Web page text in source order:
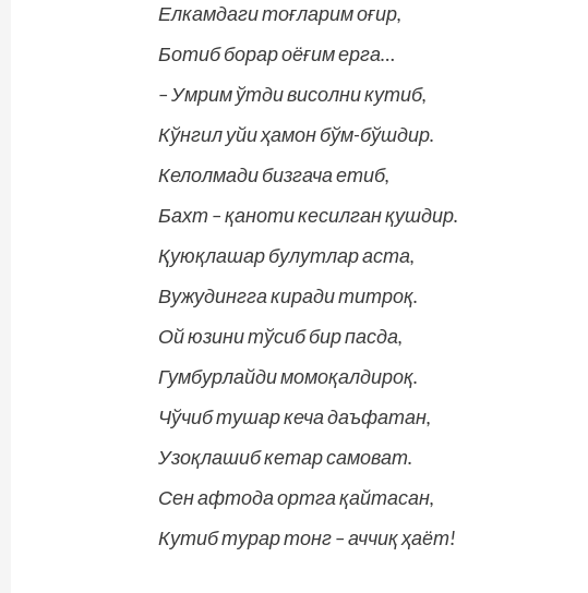
Елкамдаги тоғларим оғир,
Ботиб борар оёғим ерга…
– Умрим ўтди висолни кутиб,
Кўнгил уйи ҳамон бўм-бўшдир.
Келолмади бизгача етиб,
Бахт – қаноти кесилган қушдир.
Қуюқлашар булутлар аста,
Вужудингга киради титроқ.
Ой юзини тўсиб бир пасда,
Гумбурлайди момоқалдироқ.
Чўчиб тушар кеча даъфатан,
Узоқлашиб кетар самоват.
Сен афтода ортга қайтасан,
Кутиб турар тонг – аччиқ ҳаёт!